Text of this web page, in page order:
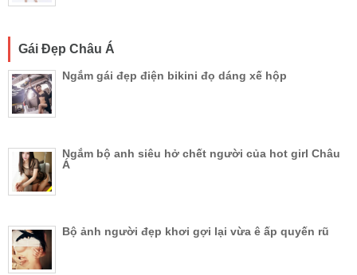
Gái Đẹp Châu Á
Ngắm gái đẹp điện bikini đọ dáng xế hộp
Ngắm bộ anh siêu hở chết người của hot girl Châu
Á
Bộ ảnh người đẹp khơi gợi lại vừa ê ấp quyến rũ